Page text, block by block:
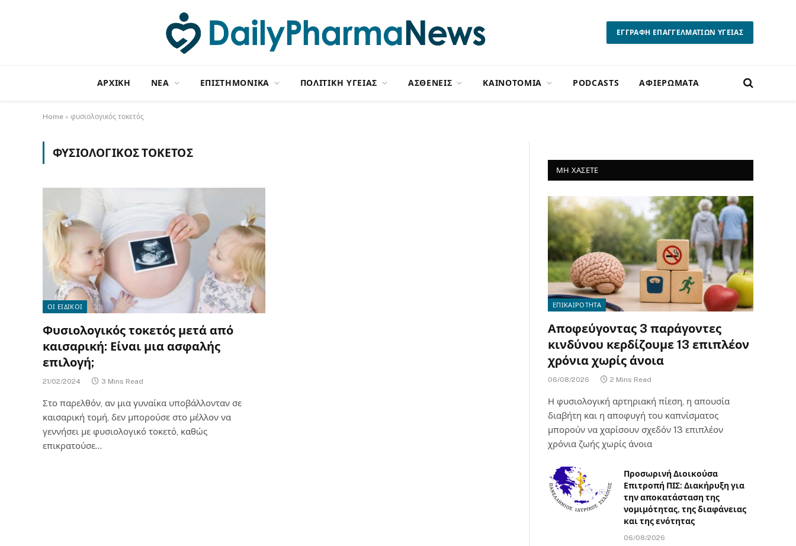
ΕΓΓΡΑΦΗ ΕΠΑΓΓΕΛΜΑΤΙΩΝ ΥΓΕΙΑΣ
ΑΡΧΙΚΗ NΕΑ ΕΠΙΣΤΗΜΟΝΙΚΑ ΠΟΛΙΤΙΚΗ ΥΓΕΙΑΣ ΑΣΘΕΝΕΙΣ ΚΑΙΝΟΤΟΜΙΑ PODCASTS ΑΦΙΕΡΩΜΑΤΑ
Home » φυσιολογικός τοκετός
ΦΥΣΙΟΛΟΓΙΚΌΣ ΤΟΚΕΤΌΣ
ΟΙ ΕΙΔΙΚΟΙ
Φυσιολογικός τοκετός μετά από
καισαρική: Είναι μια ασφαλής
επιλογή;
21/02/2024 3 Mins Read
Στο παρελθόν, αν μια γυναίκα υποβάλλονταν σε
καισαρική τομή, δεν μπορούσε στο μέλλον να
γεννήσει με φυσιολογικό τοκετό, καθώς
επικρατούσε…
ΜΗ ΧΑΣΕΤΕ
ΕΠΙΚΑΙΡΟΤΗΤΑ
Αποφεύγοντας 3 παράγοντες
κινδύνου κερδίζουμε 13 επιπλέον
χρόνια χωρίς άνοια
06/08/2026 2 Mins Read
Η φυσιολογική αρτηριακή πίεση, η απουσία
διαβήτη και η αποφυγή του καπνίσματος
μπορούν να χαρίσουν σχεδόν 13 επιπλέον
χρόνια ζωής χωρίς άνοια
Προσωρινή Διοικούσα
Επιτροπή ΠΙΣ: Διακήρυξη για
την αποκατάσταση της
νομιμότητας, της διαφάνειας
και της ενότητας
06/08/2026